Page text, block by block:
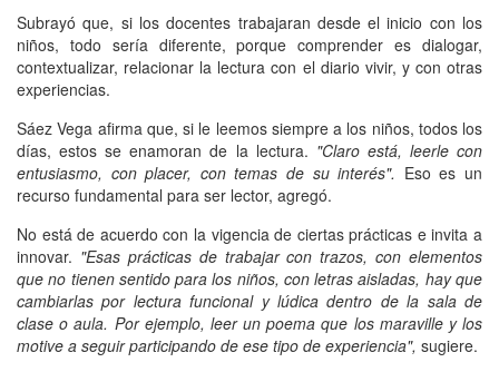
Subrayó que, si los docentes trabajaran desde el inicio con los
niños, todo sería diferente, porque comprender es dialogar,
contextualizar, relacionar la lectura con el diario vivir, y con otras
experiencias.
Sáez Vega afirma que, si le leemos siempre a los niños, todos los
días, estos se enamoran de la lectura. "Claro está, leerle con
entusiasmo, con placer, con temas de su interés". Eso es un
recurso fundamental para ser lector, agregó.
No está de acuerdo con la vigencia de ciertas prácticas e invita a
innovar. "Esas prácticas de trabajar con trazos, con elementos
que no tienen sentido para los niños, con letras aisladas, hay que
cambiarlas por lectura funcional y lúdica dentro de la sala de
clase o aula. Por ejemplo, leer un poema que los maraville y los
motive a seguir participando de ese tipo de experiencia", sugiere.